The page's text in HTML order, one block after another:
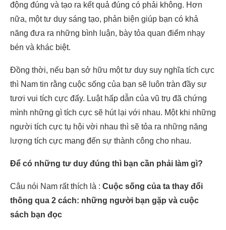
động đúng và tạo ra kết quả đúng có phải không. Hơn
nữa, một tư duy sáng tạo, phản biện giúp bạn có khả
năng đưa ra những bình luận, bày tỏa quan điểm nhạy
bén và khác biệt.
Đồng thời, nếu bạn sở hữu một tư duy suy nghĩa tích cực
thì Nam tin rằng cuộc sống của bạn sẽ luôn tràn đầy sự
tươi vui tích cực đấy. Luật hấp dẫn của vũ trụ đã chứng
mình những gì tích cực sẽ hút lại với nhau. Một khi những
người tích cực tụ hội vời nhau thì sẽ tỏa ra những năng
lượng tích cực mang đến sự thành công cho nhau.
Để có những tư duy đúng thì bạn cần phải làm gì?
Câu nói Nam rất thích là : Cuộc sống của ta thay đổi
thông qua 2 cách: những người bạn gặp và cuộc
sách bạn đọc